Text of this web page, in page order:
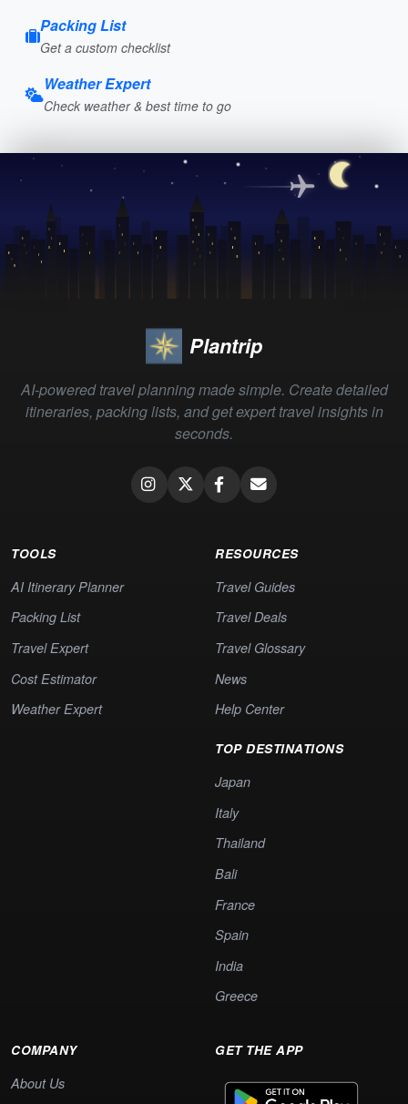
Packing List
Get a custom checklist
Weather Expert
Check weather & best time to go
Plantrip
AI-powered travel planning made simple. Create detailed
itineraries, packing lists, and get expert travel insights in
seconds.
TOOLS
AI Itinerary Planner
Packing List
Travel Expert
Cost Estimator
Weather Expert
RESOURCES
Travel Guides
Travel Deals
Travel Glossary
News
Help Center
TOP DESTINATIONS
Japan
Italy
Thailand
Bali
France
Spain
India
Greece
COMPANY
About Us
GET THE APP